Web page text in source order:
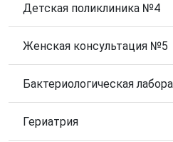
Детская поликлиника №4
Женская консультация №5
Бактериологическая
Гериатрия